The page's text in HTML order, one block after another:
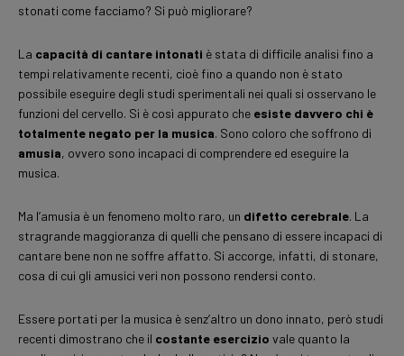
stonati come facciamo? Si può migliorare?
La capacità di cantare intonati è stata di difficile analisi fino a
tempi relativamente recenti, cioè fino a quando non è stato
possibile eseguire degli studi sperimentali nei quali si osservano le
funzioni del cervello. Si è così appurato che esiste davvero chi è
totalmente negato per la musica. Sono coloro che soffrono di
amusia, ovvero sono incapaci di comprendere ed eseguire la
musica.
Ma l’amusia è un fenomeno molto raro, un difetto cerebrale. La
stragrande maggioranza di quelli che pensano di essere incapaci di
cantare bene non ne soffre affatto. Si accorge, infatti, di stonare,
cosa di cui gli amusici veri non possono rendersi conto.
Essere portati per la musica è senz’altro un dono innato, però studi
recenti dimostrano che il costante esercizio vale quanto la